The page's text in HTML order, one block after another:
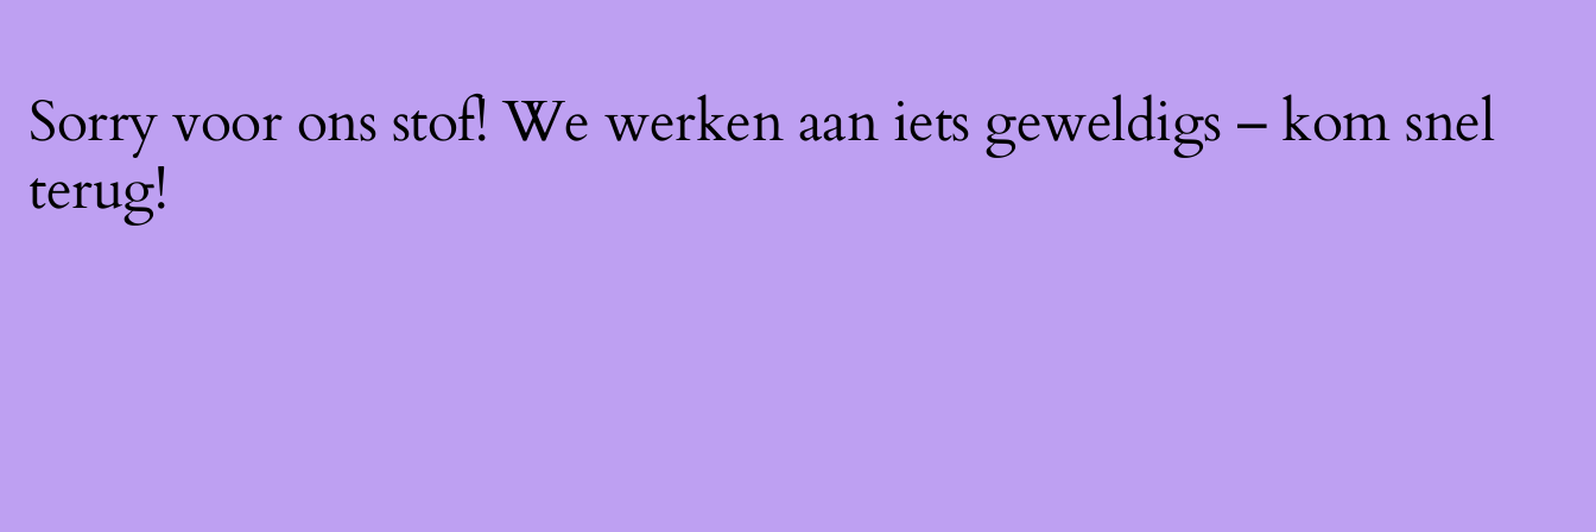
Sorry voor ons stof! We werken aan iets geweldigs – kom snel
terug!